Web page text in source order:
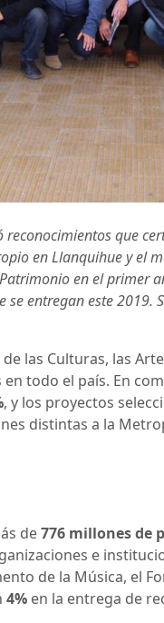
que
en Llanquihue y el
en el
entregan este 2019.
las Culturas, las
todo el país. En
, y los proyectos
distintas a la
de776 millones de
e
de la Música, el
4% en la entrega de